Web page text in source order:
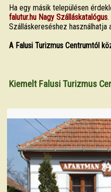
Ha egy másik településen
falutur.hu Nagy Szálláskatalógus.
Szálláskereséshez használhatja
A Falusi Turizmus Centrumtól
Kiemelt Falusi Turizmus